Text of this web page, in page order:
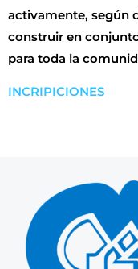
activamente, según
construir en
para toda la
INCRIPICIONES